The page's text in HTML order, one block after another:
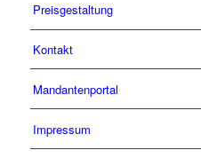
Preisgestaltung
Kontakt
Mandantenportal
Impressum